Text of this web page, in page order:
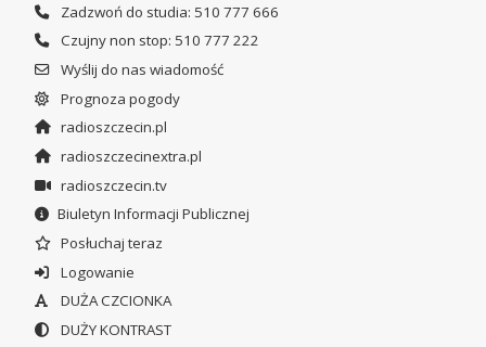
Zadzwoń do studia: 510 777 666
Czujny non stop: 510 777 222
Wyślij do nas wiadomość
Prognoza pogody
radioszczecin.pl
radioszczecinextra.pl
radioszczecin.tv
Biuletyn Informacji Publicznej
Posłuchaj teraz
Logowanie
DUŻA CZCIONKA
DUŻY KONTRAST